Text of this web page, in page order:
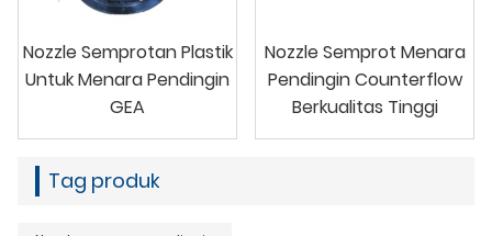
Nozzle Semprotan Plastik
Untuk Menara Pendingin
GEA
Nozzle Semprot Menara
Pendingin Counterflow
Berkualitas Tinggi
Tag produk